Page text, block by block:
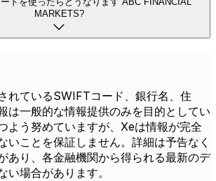
MARKETS?
れているSWIFTコード、銀行名、住
は一般的な情報提供のみを目的としてい
よう努めていますが、Xeは情報が完全
いことを保証しません。詳細は予告なく
あり、各金融機関から得られる最新のデ
い場合があります。